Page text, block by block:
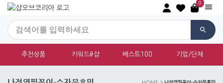
0
추천상품 키워드#샵 베스트100 기업/단체